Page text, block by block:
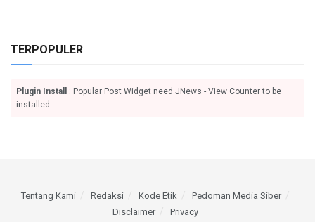
TERPOPULER
Plugin Install
: Popular Post Widget need JNews - View Counter to be
installed
Tentang Kami Redaksi Kode Etik
Pedoman Media Siber
Disclaimer
Privacy